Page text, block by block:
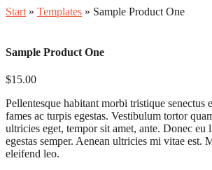
Start » Templates » Sample Product One
Sample Product One
$15.00
Pellentesque habitant morbi tristique senectus
fames ac turpis egestas. Vestibulum tortor
ultricies eget, tempor sit amet, ante. Donec eu
egestas semper. Aenean ultricies mi vitae est.
eleifend leo.